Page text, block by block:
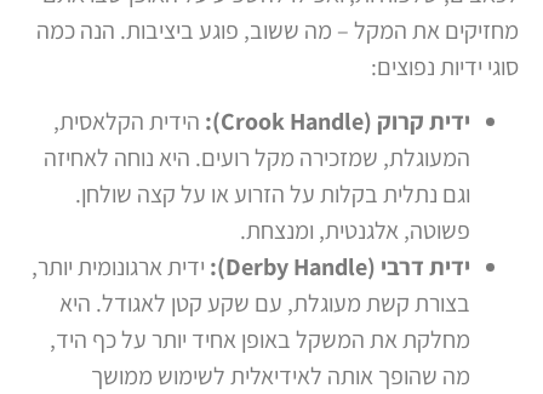
מחזיקים את המקל – מה ששוב, פוגע ביציבות. הנה כמה
סוגי ידיות נפוצים:
ידית קרוק (Crook Handle):
הידית הקלאסית,
המעוגלת, שמזכירה מקל רועים. היא נוחה לאחיזה
וגם נתלית בקלות על הזרוע או על קצה שולחן.
פשוטה, אלגנטית, ומנצחת.
ידית דרבי (Derby Handle):
ידית ארגונומית יותר,
בצורת קשת מעוגלת, עם שקע קטן לאגודל. היא
מחלקת את המשקל באופן אחיד יותר על כף היד,
מה שהופך אותה לאידיאלית לשימוש ממושך